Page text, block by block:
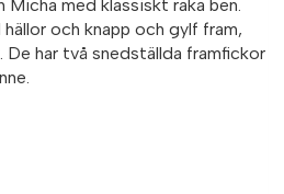
Micha med klassiskt raka ben.
hällor och knapp och gylf fram,
De har två snedställda framfickor